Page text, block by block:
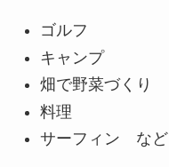
ゴルフ
キャンプ
畑で野菜づくり
料理
サーフィン など